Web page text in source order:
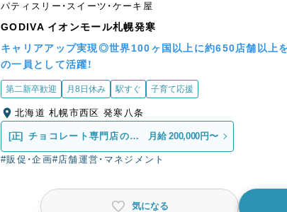
パティスリー・スイーツ・ケーキ屋
GODIVA イオンモール札幌発寒
キャリアアップ実現◎世界100ヶ国以上に約650店舗以上
の一員として活躍！
第二新卒歓迎 月8日休み 駅すぐ 子育て応援
北海道 札幌市西区 発寒八条
[正]
チョコレート専門店の販
売スタッフ
月給 200,000円〜
#販促・企画#店舗運営・マネジメント
気になる